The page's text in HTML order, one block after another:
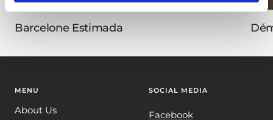
Barcelone Estimada
MENU
About Us
SOCIAL MEDIA
Facebook